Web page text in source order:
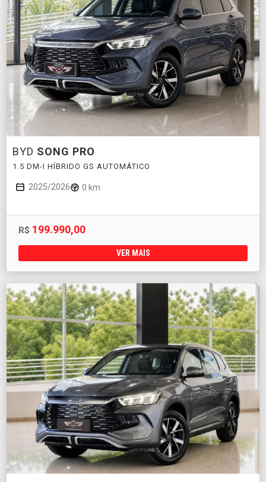
BYD SONG PRO
1.5 DM-I HÍBRIDO GS AUTOMÁTICO
2025/2026 0 km
R$ 199.990,00
VER MAIS